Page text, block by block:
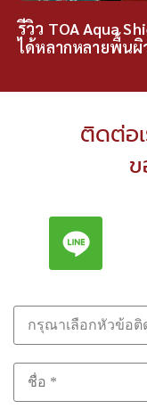
รีวิว TOA Aqua
ได้หลากหลายพื้นผิ
ติดต่อ
กรุณาเลือกหัวข้อติ